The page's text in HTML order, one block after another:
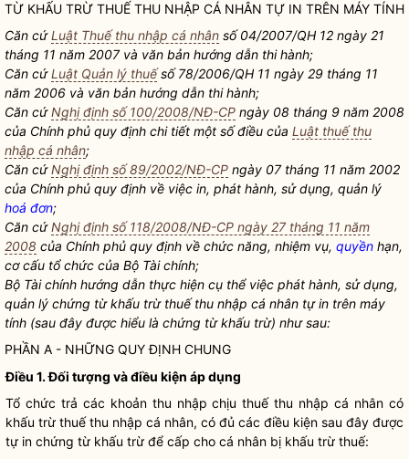
TỪ KHẤU TRỪ THUẾ THU NHẬP CÁ NHÂN TỰ IN TRÊN MÁY TÍNH
Căn cứLuật Thuế thu nhập cá nhân số 04/2007/QH 12 ngày 21
tháng 11 năm 2007 và văn bản hướng dẫn thi hành;
Căn cứLuật Quản lý thuếsố 78/2006/QH 11 ngày 29 tháng 11
năm 2006 và văn bản hướng dẫn thi hành;
Căn cứNghị định số 100/2008/NĐ-CP ngày 08 tháng 9 năm 2008
của Chính phủ quy định chi tiết một số điều của Luật thuế thu
nhập cá nhân;
Căn cứNghị định số 89/2002/NĐ-CP ngày 07 tháng 11 năm 2002
của Chính phủ quy định về việc in, phát hành, sử dụng, quản lý
hoá đơn;
Căn cứNghị định số 118/2008/NĐ-CP ngày 27 tháng 11 năm
2008 của Chính phủ quy định về chức năng, nhiệm vụ, quyền hạn,
cơ cấu tổ chức của Bộ Tài chính;
Bộ Tài chính hướng dẫn thực hiện cụ thể việc phát hành, sử dụng,
quản lý chứng từ khấu trừ thuế thu nhập cá nhân tự in trên máy
tính (sau đây được hiểu là chứng từ khấu trừ) như sau:
PHẦN A - NHỮNG QUY ĐỊNH CHUNG
Điều 1. Đối tượng và điều kiện áp dụng
Tổ chức trả các khoản thu nhập chịu thuế thu nhập cá nhân có
khấu trừ thuế thu nhập cá nhân, có đủ các điều kiện sau đây được
tự in chứng từ khấu trừ để cấp cho cá nhân bị khấu trừ thuế: